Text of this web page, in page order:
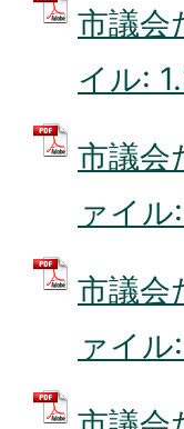
市議会
イル:
市議会
ァイル
市議会
ァイル